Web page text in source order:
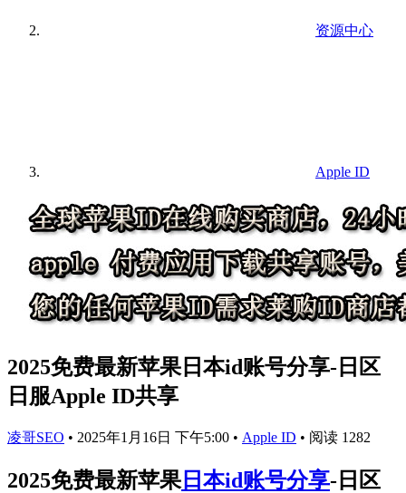
资源中心
Apple ID
2025免费最新苹果日本id账号分享-日区
日服Apple ID共享
凌哥SEO • 2025年1月16日 下午5:00 • Apple ID • 阅读 1282
2025免费最新苹果 日本id账号分享-日区